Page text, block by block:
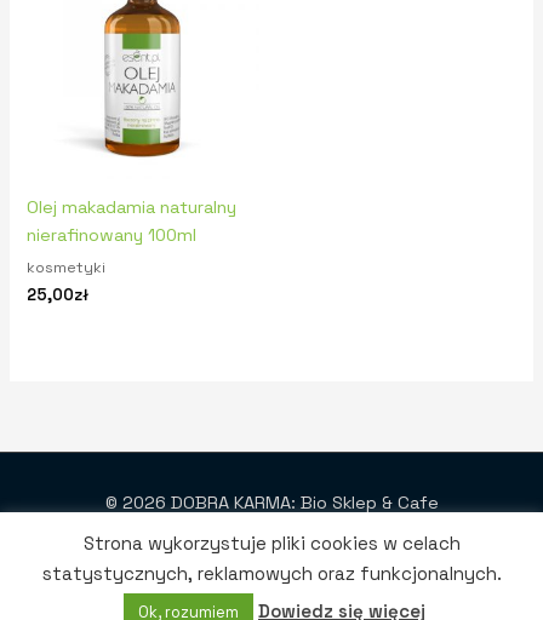
Olej makadamia naturalny
nierafinowany 100ml
kosmetyki
25,00zł
© 2026 DOBRA KARMA: Bio Sklep & Cafe
Projekt i wykonanie: SmartWeb
Strona wykorzystuje pliki cookies w celach
statystycznych, reklamowych oraz funkcjonalnych.
Ok, rozumiem Dowiedz się więcej